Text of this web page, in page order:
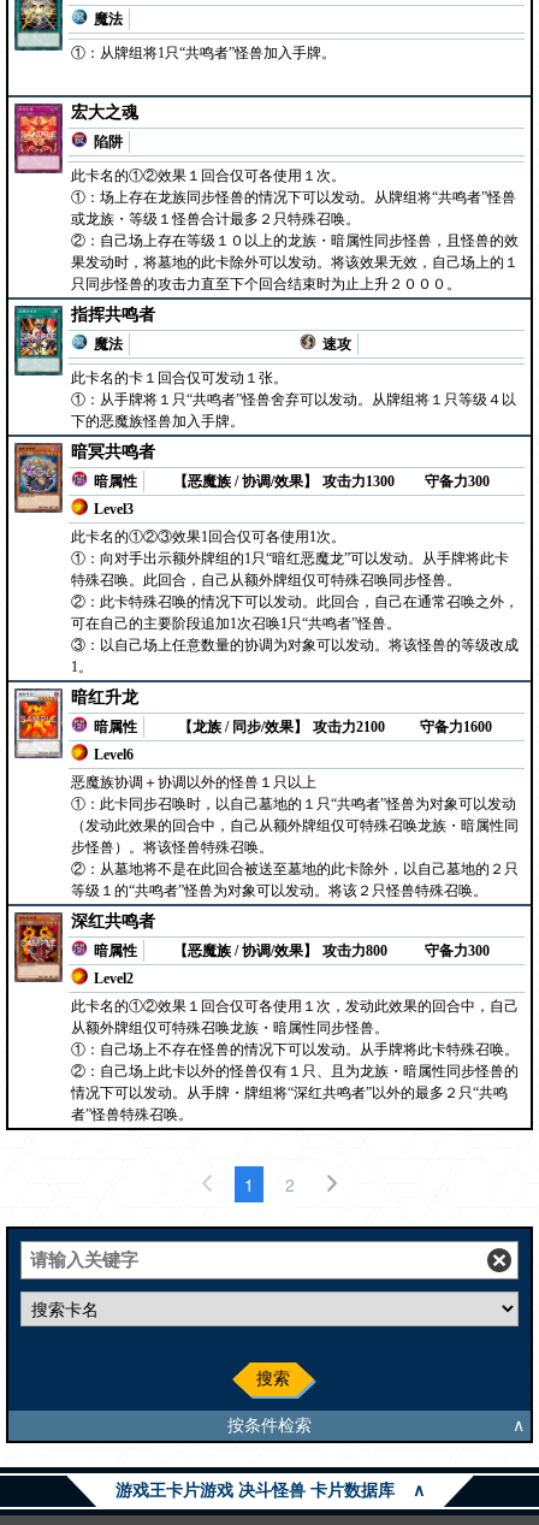
魔法
①：从牌组将1只“共鸣者”怪兽加入手牌。
宏大之魂
陷阱
此卡名的①②效果１回合仅可各使用１次。
①：场上存在龙族同步怪兽的情况下可以发动。从牌组将“共鸣者”怪兽
或龙族・等级１怪兽合计最多２只特殊召唤。
②：自己场上存在等级１０以上的龙族・暗属性同步怪兽，且怪兽的效
果发动时，将墓地的此卡除外可以发动。将该效果无效，自己场上的１
只同步怪兽的攻击力直至下个回合结束时为止上升２０００。
指挥共鸣者
魔法
速攻
此卡名的卡１回合仅可发动１张。
①：从手牌将１只“共鸣者”怪兽舍弃可以发动。从牌组将１只等级４以
下的恶魔族怪兽加入手牌。
暗冥共鸣者
暗属性
【恶魔族 / 协调/效果】
Level3
攻击力1300 守备力300
此卡名的①②③效果1回合仅可各使用1次。
①：向对手出示额外牌组的1只“暗红恶魔龙”可以发动。从手牌将此卡
特殊召唤。此回合，自己从额外牌组仅可特殊召唤同步怪兽。
②：此卡特殊召唤的情况下可以发动。此回合，自己在通常召唤之外，
可在自己的主要阶段追加1次召唤1只“共鸣者”怪兽。
③：以自己场上任意数量的协调为对象可以发动。将该怪兽的等级改成
1。
暗红升龙
暗属性
【龙族 / 同步/效果】
Level6
攻击力2100 守备力1600
恶魔族协调＋协调以外的怪兽１只以上
①：此卡同步召唤时，以自己墓地的１只“共鸣者”怪兽为对象可以发动
（发动此效果的回合中，自己从额外牌组仅可特殊召唤龙族・暗属性同
步怪兽）。将该怪兽特殊召唤。
②：从墓地将不是在此回合被送至墓地的此卡除外，以自己墓地的２只
等级１的“共鸣者”怪兽为对象可以发动。将该２只怪兽特殊召唤。
深红共鸣者
暗属性
【恶魔族 / 协调/效果】
Level2
攻击力800 守备力300
此卡名的①②效果１回合仅可各使用１次，发动此效果的回合中，自己
从额外牌组仅可特殊召唤龙族・暗属性同步怪兽。
①：自己场上不存在怪兽的情况下可以发动。从手牌将此卡特殊召唤。
②：自己场上此卡以外的怪兽仅有１只、且为龙族・暗属性同步怪兽的
情况下可以发动。从手牌・牌组将“深红共鸣者”以外的最多２只“共鸣
者”怪兽特殊召唤。
1 2
搜索
按条件检索 ∧
游戏王卡片游戏 决斗怪兽 卡片数据库 ∧